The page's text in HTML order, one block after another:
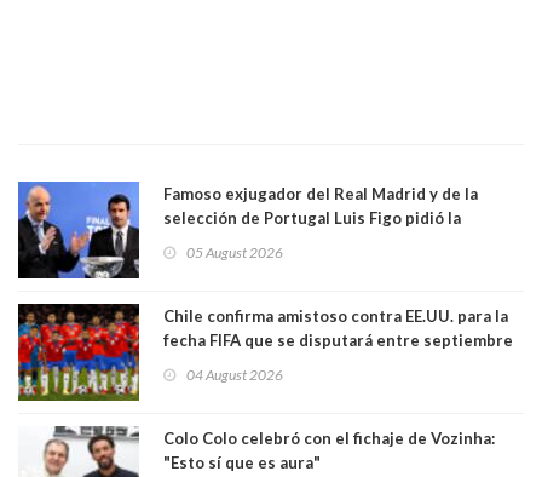
Famoso exjugador del Real Madrid y de la
selección de Portugal Luis Figo pidió la
comportamiento más bajo y cobarde que he
05 August 2026
Chile confirma amistoso contra EE.UU. para la
fecha FIFA que se disputará entre septiembre
04 August 2026
Colo Colo celebró con el fichaje de Vozinha:
"Esto sí que es aura"